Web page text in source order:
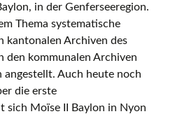
in der Genferseeregion.
Thema systematische
kantonalen Archiven des
den kommunalen Archiven
angestellt. Auch heute noch
die erste
sich Moïse II Baylon in Nyon